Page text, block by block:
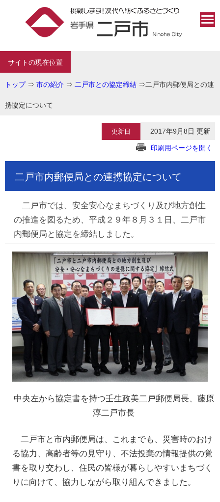
サイトの現在位置
トップ⇒ 市の紹介 ⇒ 二戸市との協定締結 ⇒二戸市内郵便局との連
携協定について
更新日 2017年9月8日 更新
印刷用ページを開く
二戸市内郵便局との連携協定について
二戸市では、安全安心なまちづくり及び地方創生
の推進を図るため、平成２９年８月３１日、二戸市
内郵便局と協定を締結しました。
中央左から協定書を持つ壬生政美二戸郵便局長、藤原
淳二戸市長
二戸市と市内郵便局は、これまでも、災害時のおけ
る協力、高齢者等の見守り、不法投棄の情報提供の覚
書を取り交わし、住民の皆様が暮らしやすいまちづく
りに向けて、協力しながら取り組んできました。